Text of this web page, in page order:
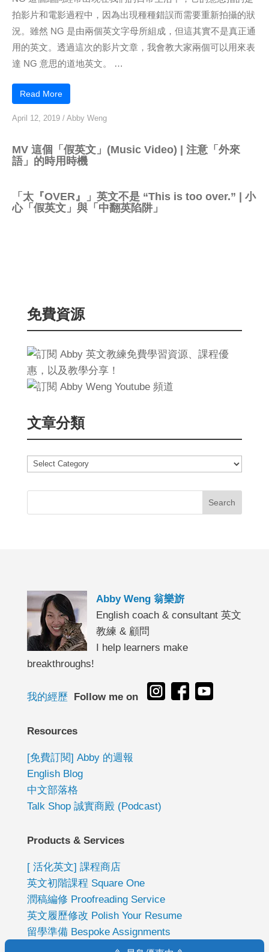
拍影片和電影過程中，因為出現種種錯誤而需要重新拍攝的狀
況。雖然 NG 是由兩個英文字母所組成，但這其實不是真正通
用的英文。透過這次的影片文章，我會教大家兩個可以用來表
達 NG 意思的道地英文。 …
Read More
April 12, 2019 / Abby Weng
MV 這個「假英文」(Music Video) | 注意「外來
語」的時用時機
「太『OVER』」英文不是 “This is too over.” | 小
心「假英文」與「中翻英陷阱」
免費資源
文章分類
文
分
類
Abby Weng 翁樂旂
English coach & consultant 英文
教練 & 顧問
I help learners make
breakthroughs!
我的經歷 Follow me on
Resources
[免費訂閱] Abby 的週報
English Blog
中文部落格
Talk Shop 誠實商殿 (Podcast)
Products & Services
[ 活化英文] 課程商店
英文初階課程 Square One
潤稿編修 Proofreading Service
英文履歷修改 Polish Your Resume
留學準備 Bespoke Assignments